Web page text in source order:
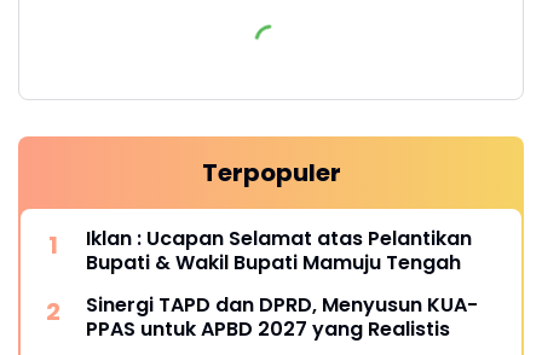
Terpopuler
Iklan : Ucapan Selamat atas Pelantikan
Bupati & Wakil Bupati Mamuju Tengah
Sinergi TAPD dan DPRD, Menyusun KUA-
PPAS untuk APBD 2027 yang Realistis